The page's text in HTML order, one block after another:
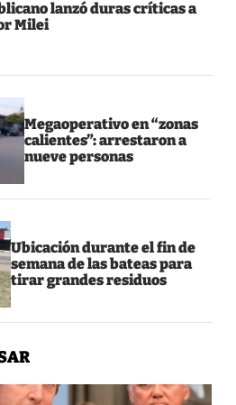
lanzó duras críticas a
Milei
Megaoperativo en “zonas
calientes”: arrestaron a
nueve personas
Ubicación durante el fin de
semana de las bateas para
tirar grandes residuos